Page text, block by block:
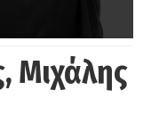
Μιχάλης